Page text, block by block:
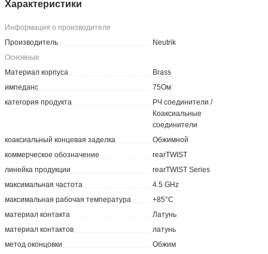
Характеристики
Информация о производителе
Производитель
Neutrik
Основные
Материал корпуса
Brass
импеданс
75Ом
категория продукта
РЧ соединители /
Коаксиальные
соединители
коаксиальный концевая заделка
Обжимной
коммерческое обозначение
rearTWIST
линейка продукции
rearTWIST Series
максимальная частота
4.5 GHz
максимальная рабочая температура
+85°C
материал контакта
Латунь
материал контактов
латунь
метод оконцовки
Обжим